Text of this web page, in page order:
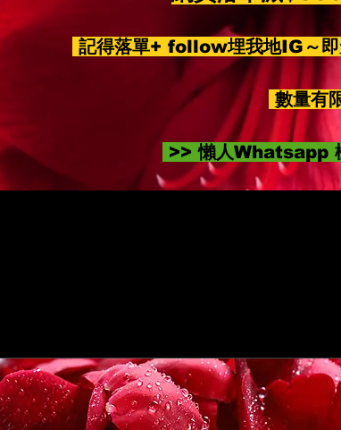
記得落單+ follow埋我地IG～即
數量有
>> 懶人Whatsapp